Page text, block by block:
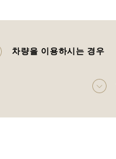
차량을 이용하시는 경우